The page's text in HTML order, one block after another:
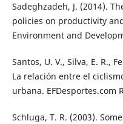
Sadeghzadeh, J. (2014).
policies on productivity
Environment and
Santos, U. V., Silva, E. R.,
La relación entre el
urbana. EFDesportes.com
Schluga, T. R. (2003).